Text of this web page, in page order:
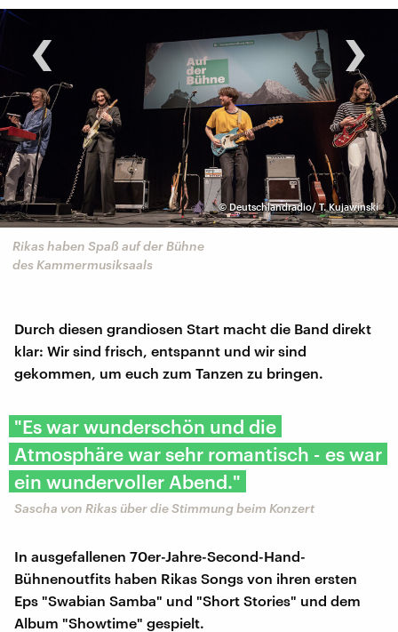
©Deutschlandradio/ T. Kujawinski
Rikas haben Spaß auf der Bühne
des Kammermusiksaals
‹ ›
Durch diesen grandiosen Start macht die Band direkt
klar: Wir sind frisch, entspannt und wir sind
gekommen, um euch zum Tanzen zu bringen.
"Es war wunderschön und die
Atmosphäre war sehr romantisch - es war
ein wundervoller Abend."
Sascha von Rikas über die Stimmung beim Konzert
In ausgefallenen 70er-Jahre-Second-Hand-
Bühnenoutfits haben Rikas Songs von ihren ersten
Eps "Swabian Samba" und "Short Stories" und dem
Album "Showtime" gespielt.